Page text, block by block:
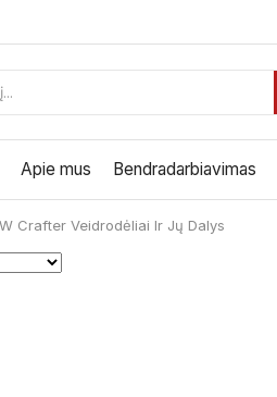
Apie mus Bendradarbiavimas
Crafter Veidrodėliai Ir Jų Dalys